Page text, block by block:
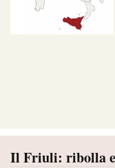
Il Friuli: ribolla